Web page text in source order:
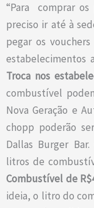
“Para comprar
preciso ir até à
pegar os
estabelecimentos
Troca nos
combustível
Nova Geração e
chopp poderão
Dallas Burger Bar.
litros de
Combustível de
ideia, o litro do